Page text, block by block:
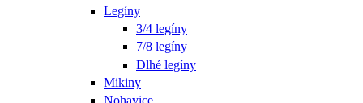
Legíny
3/4 legíny
7/8 legíny
Dlhé legíny
Mikiny
Nohavice